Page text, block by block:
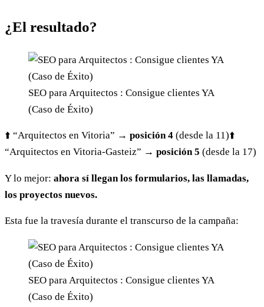
¿El resultado?
SEO para Arquitectos : Consigue clientes YA
(Caso de Éxito)
⬆️ “Arquitectos en Vitoria” → posición 4 (desde la 11)⬆️
“Arquitectos en Vitoria-Gasteiz” → posición 5 (desde la 17)
Y lo mejor: ahora sí llegan los formularios, las llamadas,
los proyectos nuevos.
Esta fue la travesía durante el transcurso de la campaña:
SEO para Arquitectos : Consigue clientes YA
(Caso de Éxito)